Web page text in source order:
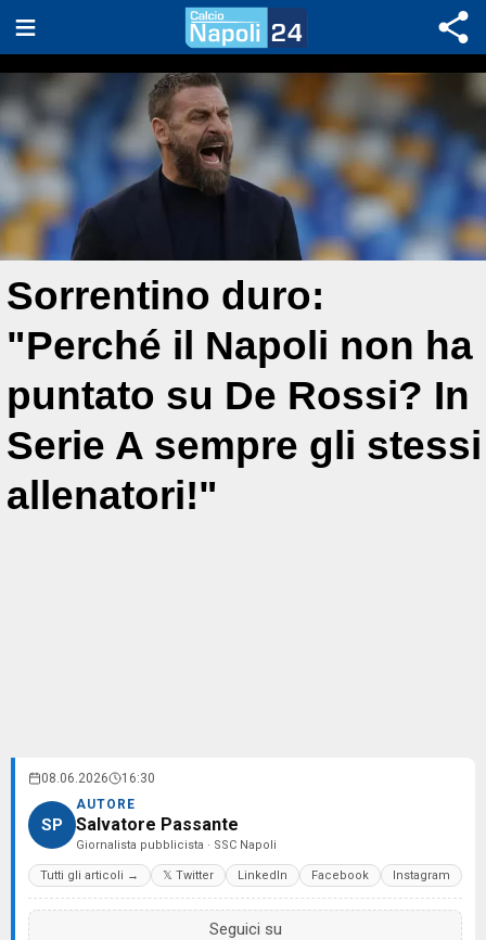
Sorrentino duro:
"Perché il Napoli non ha
puntato su De Rossi? In
Serie A sempre gli stessi
allenatori!"
08.06.2026 16:30
SP
AUTORE
Salvatore Passante
Giornalista pubblicista · SSC Napoli
Tutti gli articoli → 𝕏 Twitter LinkedIn Facebook Instagram
Seguici su